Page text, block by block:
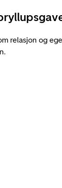
relasjon og